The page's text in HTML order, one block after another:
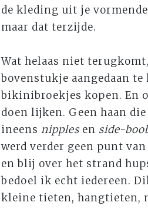
de kleding uit je
maar dat terzijde.
Wat helaas niet
bovenstukje aangedaan
bikinibroekjes kopen. En
doen lijken. Geen haan
ineens nipplesen side-
werd verder geen punt
en blij over het strand
bedoel ik echt iedereen.
kleine tieten, hangtieten,